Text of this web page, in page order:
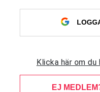
Klicka här om
EJ